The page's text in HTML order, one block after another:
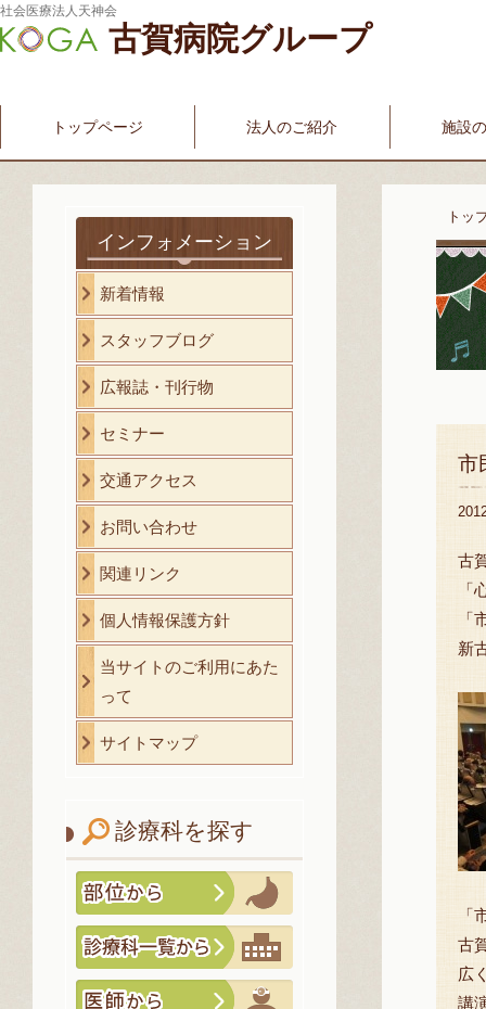
社会医療法人天神会
古賀病院グループ
トップページ 法人のご紹介 施設
新古賀みなみ病院 新古賀クリニック
インフォメーション
新着情報
スタッフブログ
広報誌・刊行物
セミナー
交通アクセス
お問い合わせ
関連リンク
個人情報保護方針
当サイトのご利用にあた
って
サイトマップ
診療科を探す
トッ
市
古
「
新
「
古
広
講